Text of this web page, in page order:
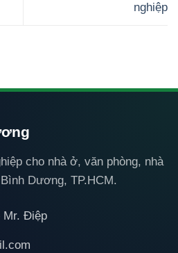
nghiệp
cho nhà ở, văn phòng, nhà
Dương, TP.HCM.
Mr. Điệp